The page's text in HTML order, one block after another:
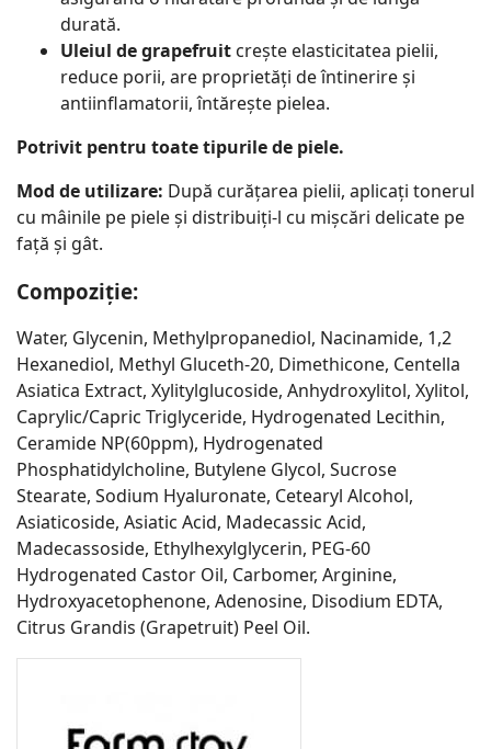
durată.
Uleiul de grapefruit crește elasticitatea pielii,
reduce porii, are proprietăți de întinerire și
antiinflamatorii, întărește pielea.
Potrivit pentru toate tipurile de piele.
Mod de utilizare: După curățarea pielii, aplicați tonerul
cu mâinile pe piele și distribuiți-l cu mișcări delicate pe
față și gât.
Compoziție:
Water, Glycenin, Methylpropanediol, Nacinamide, 1,2
Hexanediol, Methyl Gluceth-20, Dimethicone, Centella
Asiatica Extract, Xylitylglucoside, Anhydroxylitol, Xylitol,
Caprylic/Capric Triglyceride, Hydrogenated Lecithin,
Ceramide NP(60ppm), Hydrogenated
Phosphatidylcholine, Butylene Glycol, Sucrose
Stearate, Sodium Hyaluronate, Cetearyl Alcohol,
Asiaticoside, Asiatic Acid, Madecassic Acid,
Madecassoside, Ethylhexylglycerin, PEG-60
Hydrogenated Castor Oil, Carbomer, Arginine,
Hydroxyacetophenone, Adenosine, Disodium EDTA,
Citrus Grandis (Grapetruit) Peel Oil.